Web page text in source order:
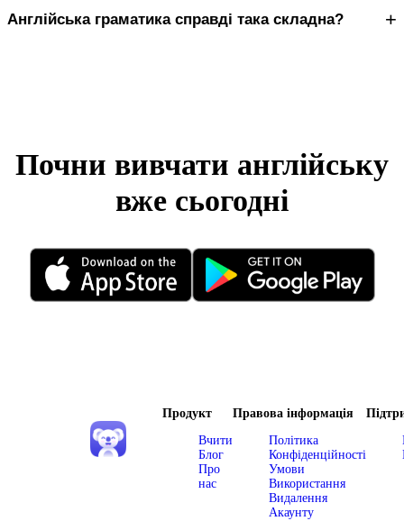
Англійська граматика справді така складна? +
Почни вивчати англійську
вже сьогодні
Продукт
Вчити
Блог
Про
нас
Правова інформація
Політика
Конфіденційності
Умови
Використання
Видалення
Акаунту